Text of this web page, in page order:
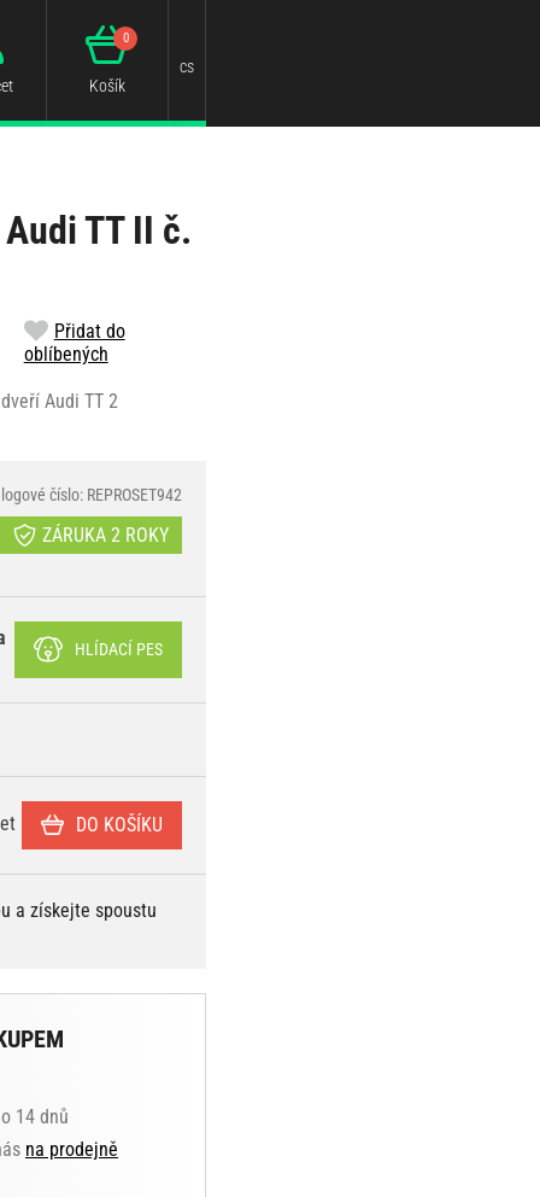
Košík
0
cs
TT II č.
Přidat do
oblíbených
Audi TT 2
číslo: REPROSET942
ZÁRUKA 2 ROKY
HLÍDACÍ PES
DO KOŠÍKU
a získejte spoustu
14 dnů
na prodejně